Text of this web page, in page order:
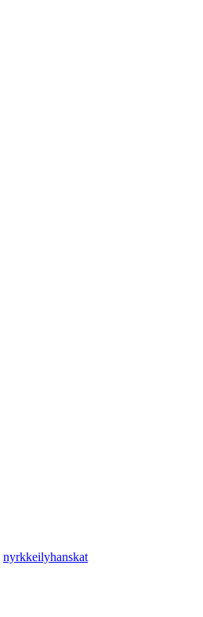
nyrkkeilyhanskat